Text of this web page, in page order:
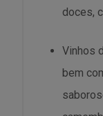
doces,
Vinhos
bem